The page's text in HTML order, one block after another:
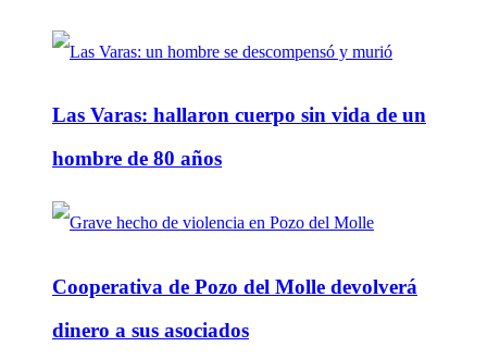
Las Varas: hallaron cuerpo sin vida de un
hombre de 80 años
Cooperativa de Pozo del Molle devolverá
dinero a sus asociados